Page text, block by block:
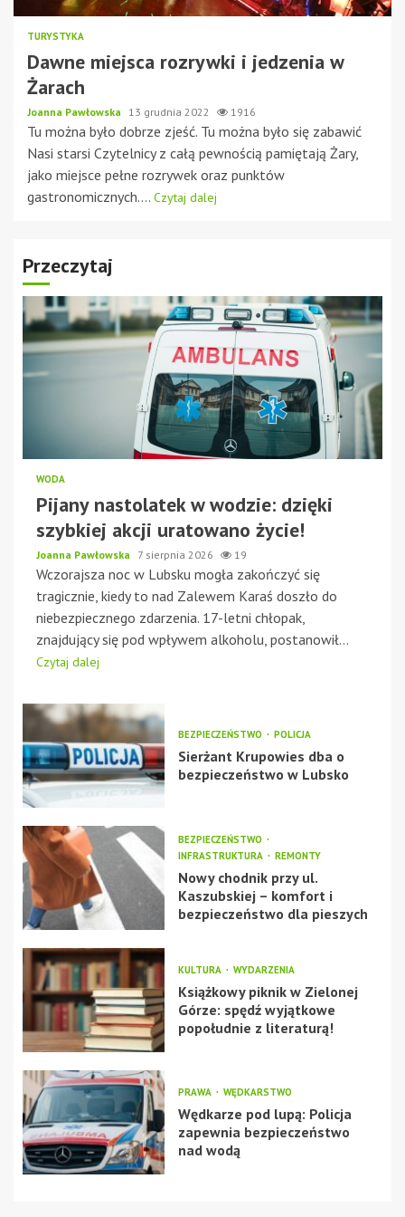
TURYSTYKA
Dawne miejsca rozrywki i jedzenia w
Żarach
Joanna Pawłowska 13 grudnia 2022 1916
Tu można było dobrze zjeść. Tu można było się zabawić
Nasi starsi Czytelnicy z całą pewnością pamiętają Żary,
jako miejsce pełne rozrywek oraz punktów
gastronomicznych.... Czytaj dalej
Przeczytaj
WODA
Pijany nastolatek w wodzie: dzięki
szybkiej akcji uratowano życie!
Joanna Pawłowska 7 sierpnia 2026 19
Wczorajsza noc w Lubsku mogła zakończyć się
tragicznie, kiedy to nad Zalewem Karaś doszło do
niebezpiecznego zdarzenia. 17-letni chłopak,
znajdujący się pod wpływem alkoholu, postanowił...
Czytaj dalej
BEZPIECZEŃSTWO POLICJA
Sierżant Krupowies dba o
bezpieczeństwo w Lubsko
BEZPIECZEŃSTWO
INFRASTRUKTURA
REMONTY
Nowy chodnik przy ul.
Kaszubskiej – komfort i
bezpieczeństwo dla pieszych
KULTURA WYDARZENIA
Książkowy piknik w Zielonej
Górze: spędź wyjątkowe
popołudnie z literaturą!
PRAWA WĘDKARSTWO
Wędkarze pod lupą: Policja
zapewnia bezpieczeństwo
nad wodą